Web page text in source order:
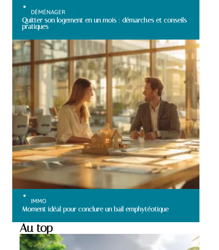
DÉMÉNAGER
Quitter son logement en un mois : démarches et conseils
pratiques
IMMO
Moment idéal pour conclure un bail emphytéotique
Au top